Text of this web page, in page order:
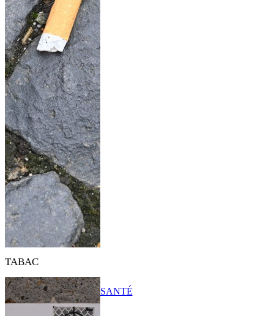
TABAC
SANTÉ